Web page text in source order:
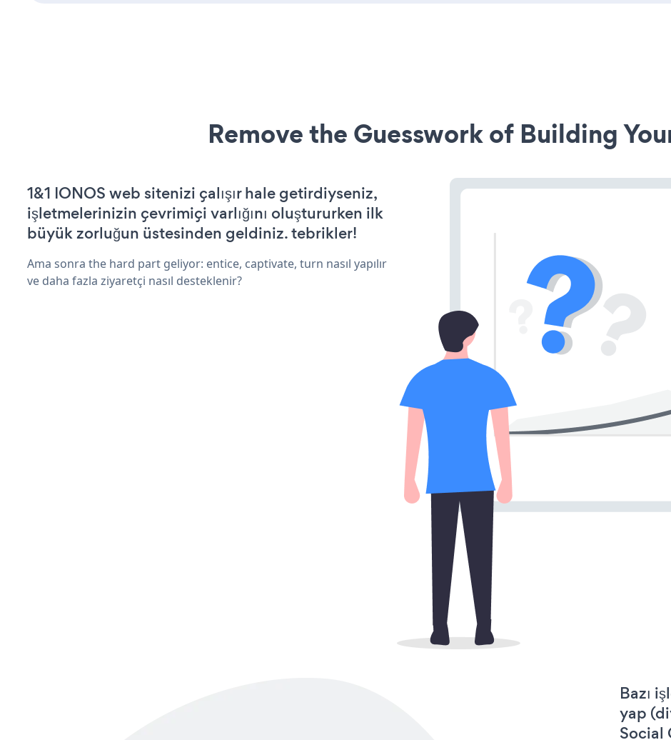
Remove the Guesswork of Building
1&1 IONOS web sitenizi çalışır hale getirdiyseniz,
işletmelerinizin çevrimiçi varlığını oluştururken ilk
büyük zorluğun üstesinden geldiniz. tebrikler!
Ama sonra the hard part geliyor: entice, captivate, turn nasıl yapılır
ve daha fazla ziyaretçi nasıl desteklenir?
Bazı
yap
Social